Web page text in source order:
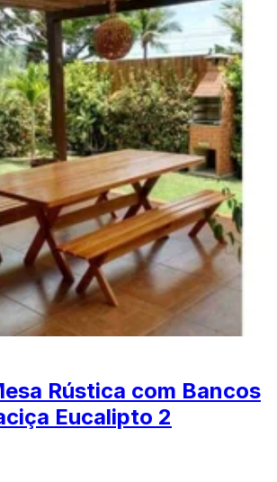
Rústica com Bancos
Eucalipto 2